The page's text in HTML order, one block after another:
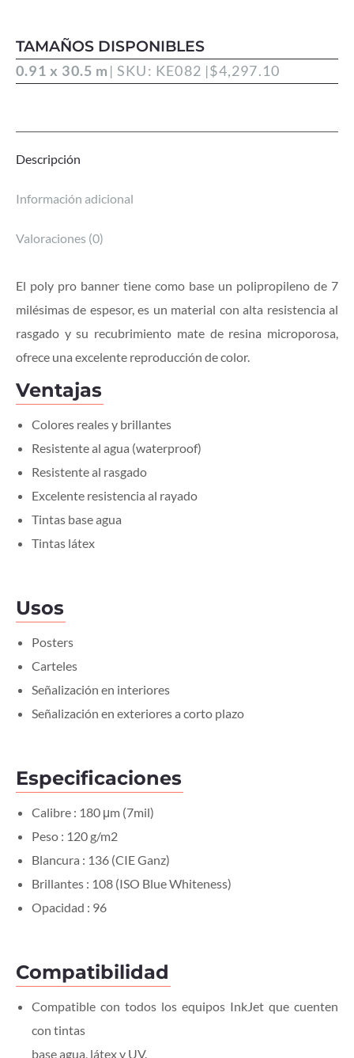
TAMAÑOS DISPONIBLES
0.91 x 30.5 m | SKU: KE082 |$4,297.10
Descripción
Información adicional
Valoraciones (0)
El poly pro banner tiene como base un polipropileno de 7
milésimas de espesor, es un material con alta resistencia al
rasgado y su recubrimiento mate de resina microporosa,
ofrece una excelente reproducción de color.
Ventajas
Colores reales y brillantes
Resistente al agua (waterproof)
Resistente al rasgado
Excelente resistencia al rayado
Tintas base agua
Tintas látex
Usos
Posters
Carteles
Señalización en interiores
Señalización en exteriores a corto plazo
Especificaciones
Calibre : 180 μm (7mil)
Peso : 120 g/m2
Blancura : 136 (CIE Ganz)
Brillantes : 108 (ISO Blue Whiteness)
Opacidad : 96
Compatibilidad
Compatible con todos los equipos InkJet que cuenten
con tintas
base agua, látex y UV.